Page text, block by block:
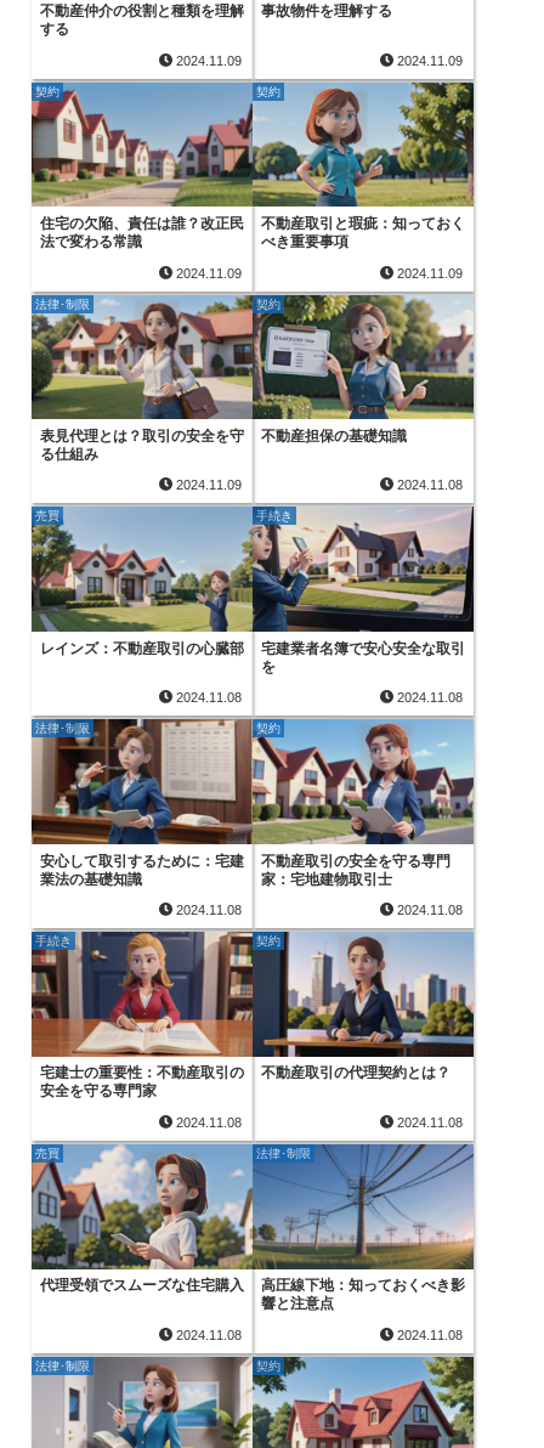
不動産仲介の役割と種類を理解
する
2024.11.09
事故物件を理解する
2024.11.09
契約
住宅の欠陥、責任は誰？改正民
法で変わる常識
2024.11.09
契約
不動産取引と瑕疵：知っておく
べき重要事項
2024.11.09
法律･制限
表見代理とは？取引の安全を守
る仕組み
2024.11.09
契約
不動産担保の基礎知識
2024.11.08
売買
レインズ：不動産取引の心臓部
2024.11.08
手続き
宅建業者名簿で安心安全な取引
を
2024.11.08
法律･制限
安心して取引するために：宅建
業法の基礎知識
2024.11.08
契約
不動産取引の安全を守る専門
家：宅地建物取引士
2024.11.08
手続き
宅建士の重要性：不動産取引の
安全を守る専門家
2024.11.08
契約
不動産取引の代理契約とは？
2024.11.08
売買
代理受領でスムーズな住宅購入
2024.11.08
法律･制限
高圧線下地：知っておくべき影
響と注意点
2024.11.08
法律･制限 契約